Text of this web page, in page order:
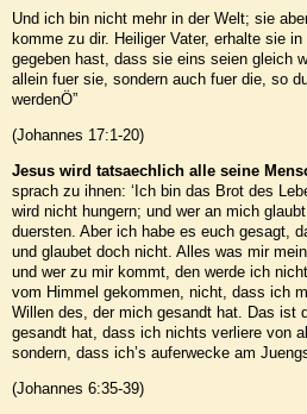
Und ich bin nicht mehr in der Welt; sie
komme zu dir. Heiliger Vater, erhalte sie
gegeben hast, dass sie eins seien gleich
allein fuer sie, sondern auch fuer die, so
werdenÖ”
(Johannes 17:1-20)
Jesus wird tatsaechlich alle seine
sprach zu ihnen: ‘Ich bin das Brot des
wird nicht hungern; und wer an mich
duersten. Aber ich habe es euch gesagt,
und glaubet doch nicht. Alles was mir
und wer zu mir kommt, den werde ich
vom Himmel gekommen, nicht, dass ich
Willen des, der mich gesandt hat. Das ist
gesandt hat, dass ich nichts verliere von
sondern, dass ich’s auferwecke am
(Johannes 6:35-39)